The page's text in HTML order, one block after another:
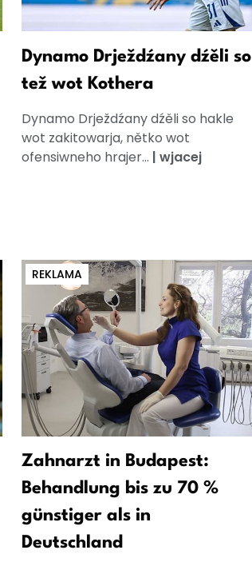
Dynamo Drježdźany dźěli so
tež wot Kothera
Dynamo Drježdźany dźěli so hakle
wot zakitowarja, nětko wot
ofensiwneho hrajer... | wjacej
REKLAMA
Zahnarzt in Budapest:
Behandlung bis zu 70 %
günstiger als in
Deutschland